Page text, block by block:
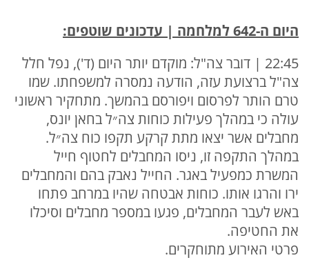
היום ה-642 למלחמה | עדכונים שוטפים:
22:45 | דובר צה"ל: מוקדם יותר היום (ד'), נפל חלל
צה"ל ברצועת עזה, הודעה נמסרה למשפחתו. שמו
טרם הותר לפרסום ויפורסם בהמשך. מתחקיר ראשוני
עולה כי במהלך פעילות כוחות צה״ל בחאן יונס,
מחבלים אשר יצאו מתת קרקע תקפו כוח צה״ל.
במהלך התקפה זו, ניסו המחבלים לחטוף חייל
המשרת כמפעיל באגר. החייל נאבק בהם והמחבלים
ירו והרגו אותו. כוחות אבטחה שהיו במרחב פתחו
באש לעבר המחבלים, פגעו במספר מחבלים וסיכלו
את החטיפה.
פרטי האירוע מתוחקרים.